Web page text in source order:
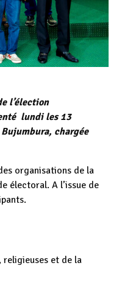
l’élection
lundi les 13
chargée
organisations de la
électoral. A l’issue de
religieuses et de la